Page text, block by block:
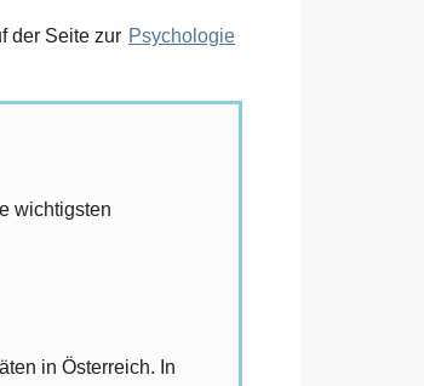
der Seite zur Psychologie
wichtigsten
in Österreich. In